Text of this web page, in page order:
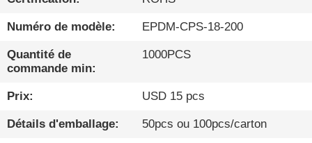
VIDÉO
À
PROPOS
DE
Numéro de modèle: EPDM-CPS-18-200
Quantité de
commande min:
1000PCS
Prix: USD 15 pcs
Détails d'emballage: 50pcs ou 100pcs/carton